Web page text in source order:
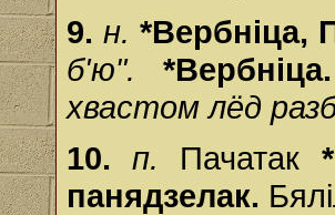
9.н.*Вербніца,
б'ю".
хвастом лёд
10.п. Пачатак
панядзелак.